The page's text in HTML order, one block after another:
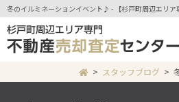
冬のイルミネーションイベント♪ - 【杉戸町周辺エリ
スタッフブログ